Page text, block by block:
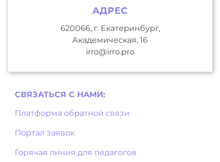
АДРЕС
620066, г. Екатеринбург,
Академическая, 16
irro@irro.pro
СВЯЗАТЬСЯ С НAМИ:
Платформа обратной связи
Портал заявок
Горячая линия для педагогов